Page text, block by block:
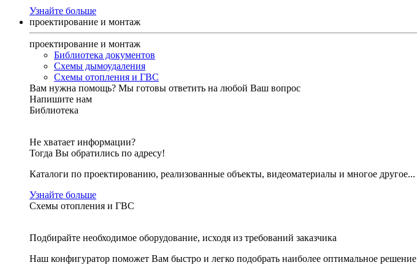
Узнайте больше
проектирование и монтаж
проектирование и монтаж
Библиотека документов
Схемы дымоудаления
Схемы отопления и ГВС
Вам нужна помощь? Мы готовы ответить на любой Ваш вопрос
Напишите нам
Библиотека
Не хватает информации?
Тогда Вы обратились по адресу!
Каталоги по проектированию, реализованные объекты, видеоматериалы и многое другое...
Узнайте больше
Схемы отопления и ГВС
Подбирайте необходимое оборудование, исходя из требований заказчика
Наш конфигуратор поможет Вам быстро и легко подобрать наиболее оптимальное решение